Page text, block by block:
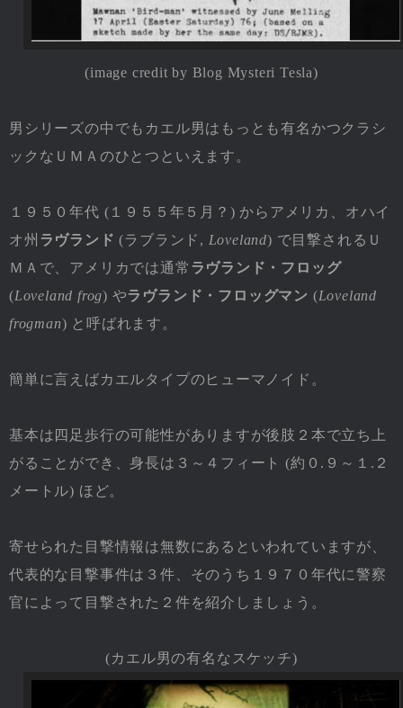
(image credit by Blog Mysteri Tesla)
男シリーズの中でもカエル男はもっとも有名かつクラシ
ックなＵＭＡのひとつといえます。
１９５０年代 (１９５５年５月？) からアメリカ、オハイ
オ州 ラヴランド (ラブランド, Loveland) で目撃されるＵ
ＭＡで、アメリカでは通常 ラヴランド・フロッグ
(Loveland frog) やラヴランド・フロッグマン (Loveland
frogman) と呼ばれます。
簡単に言えばカエルタイプのヒューマノイド。
基本は四足歩行の可能性がありますが後肢２本で立ち上
がることができ、身長は３～４フィート (約０.９～１.２
メートル) ほど。
寄せられた目撃情報は無数にあるといわれていますが、
代表的な目撃事件は３件、そのうち１９７０年代に警察
官によって目撃された２件を紹介しましょう。
(カエル男の有名なスケッチ)